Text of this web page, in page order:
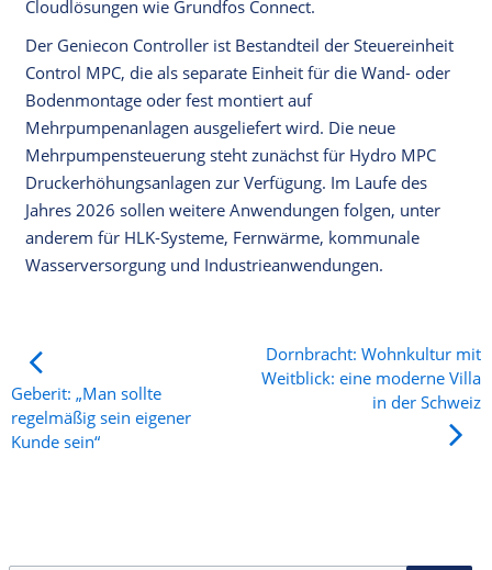
Cloudlösungen wie Grundfos Connect.
Der Geniecon Controller ist Bestandteil der Steuereinheit
Control MPC, die als separate Einheit für die Wand- oder
Bodenmontage oder fest montiert auf
Mehrpumpenanlagen ausgeliefert wird. Die neue
Mehrpumpensteuerung steht zunächst für Hydro MPC
Druckerhöhungsanlagen zur Verfügung. Im Laufe des
Jahres 2026 sollen weitere Anwendungen folgen, unter
anderem für HLK-Systeme, Fernwärme, kommunale
Wasserversorgung und Industrieanwendungen.
Geberit: „Man sollte
regelmäßig sein eigener
Kunde sein“
Dornbracht: Wohnkultur mit
Weitblick: eine moderne Villa
in der Schweiz